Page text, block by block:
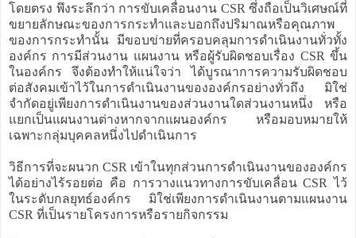
โดยตรง พึงระลึกว่า การขับเคลื่อนงาน CSR ซึ่งถือเป็นวิเศษณ์ที่
ขยายลักษณะของการกระทำและบอกถึงปริมาณหรือคุณภาพ
ของการกระทำนั้น มีขอบข่ายที่ครอบคลุมการดำเนินงานทั่วทั้ง
องค์กร การมีส่วนงาน แผนงาน หรือผู้รับผิดชอบเรื่อง CSR ขึ้น
ในองค์กร จึงต้องทำให้แน่ใจว่า ได้บูรณาการความรับผิดชอบ
ต่อสังคมเข้าไว้ในการดำเนินงานขององค์กรอย่างทั่วถึง มิใช่
จำกัดอยู่เพียงการดำเนินงานของส่วนงานใดส่วนงานหนึ่ง หรือ
แยกเป็นแผนงานต่างหากจากแผนองค์กร หรือมอบหมายให้
เฉพาะกลุ่มบุคคลหนึ่งไปดำเนินการ
วิธีการที่จะผนวก CSR เข้าในทุกส่วนการดำเนินงานขององค์กร
ได้อย่างไร้รอยต่อ คือ การวางแนวทางการขับเคลื่อน CSR ไว้
ในระดับกลยุทธ์องค์กร มิใช่เพียงการดำเนินงานตามแผนงาน
CSR ที่เป็นรายโครงการหรือรายกิจกรรม